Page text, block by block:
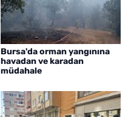
Bursa'da orman yangınına
havadan ve karadan
müdahale